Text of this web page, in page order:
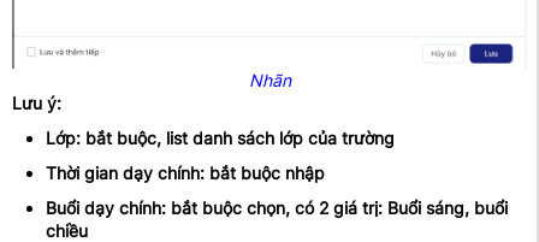
Nhãn
Lưu ý:
Lớp: bắt buộc, list danh sách lớp của trường
Thời gian dạy chính: bắt buộc nhập
Buổi dạy chính: bắt buộc chọn, có 2 giá trị: Buổi sáng, buổi
chiều